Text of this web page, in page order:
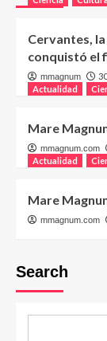
Cervantes,
conquistó el
mmagnum
Actualidad
Mare
mmagnum.com
Actualidad
Mare
mmagnum.com
Search